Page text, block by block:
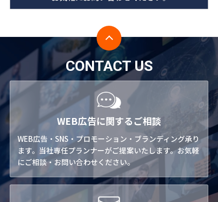
CONTACT US
WEB広告に関するご相談
WEB広告・SNS・プロモーション・ブランディング承り
ます。当社専任プランナーがご提案いたします。お気軽
にご相談・お問い合わせください。